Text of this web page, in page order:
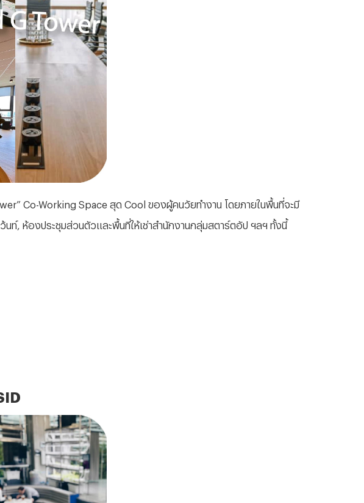
Co-Working Space สุด Cool ของผู้คนวัยทำงาน โดยภายในพื้นที่จะมี
ท์, ห้องประชุมส่วนตัวและพื้นที่ให้เช่าสำนักงานกลุ่มสตาร์ตอัป ฯลฯ ทั้งนี้